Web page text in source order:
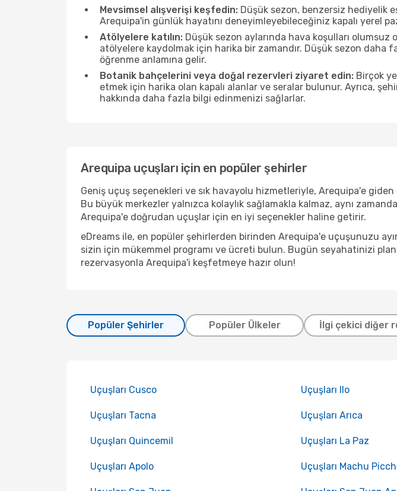
Mevsimsel alışverişi keşfedin: Düşük sezon, benzersiz hediyelik
Arequipa'in günlük hayatını deneyimleyebileceğiniz kapalı yerel
Atölyelere katılın: Düşük sezon aylarında hava koşulları
atölyelere kaydolmak için harika bir zamandır. Düşük sezon
öğrenme anlamına gelir.
Botanik bahçelerini veya doğal rezervleri ziyaret edin: Birçok
etmek için harika olan kapalı alanlar ve seralar bulunur. Ayrıca,
hakkında daha fazla bilgi edinmenizi sağlarlar.
Arequipa uçuşları için en popüler şehirler
Geniş uçuş seçenekleri ve sık havayolu hizmetleriyle, Arequipa'e
Bu büyük merkezler yalnızca kolaylık sağlamakla kalmaz, aynı
Arequipa'e doğrudan uçuşlar için en iyi seçenekler haline getirir.
eDreams ile, en popüler şehirlerden birinden Arequipa'e uçuşunuzu
sizin için mükemmel programı ve ücreti bulun. Bugün seyahatinizi
rezervasyonla Arequipa'i keşfetmeye hazır olun!
Popüler Şehirler Popüler Ülkeler İlgi çekici diğer
Uçuşları Cusco Uçuşları Ilo
Uçuşları Tacna Uçuşları Arıca
Uçuşları Quincemil Uçuşları La Paz
Uçuşları Apolo Uçuşları Machu